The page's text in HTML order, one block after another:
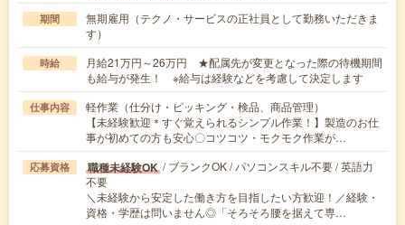
期間
無期雇用（テクノ・サービスの正社員として勤務いただきま
す）
時給
月給21万円～26万円 ★配属先が変更となった際の待機期間
も給与が発生！ ※給与は経験などを考慮して決定します
仕事内容
軽作業（仕分け・ピッキング・検品、商品管理）
【未経験歓迎＊すぐ覚えられるシンプル作業！】製造のお仕
事が初めての方も安心〇コツコツ・モクモク作業が…
応募資格 職種未経験OK / ブランクOK / パソコンスキル不要 / 英語力
不要
＼未経験から安定した働き方を目指したい方歓迎！／経験・
資格・学歴は問いません◎「そろそろ腰を据えて専…